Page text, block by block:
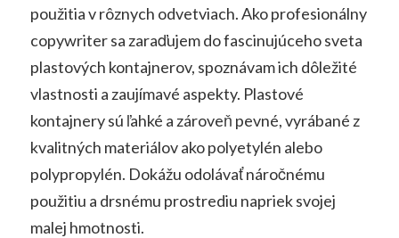
použitia v rôznych odvetviach. Ako profesionálny
copywriter sa zaraďujem do fascinujúceho sveta
plastových kontajnerov, spoznávam ich dôležité
vlastnosti a zaujímavé aspekty. Plastové
kontajnery sú ľahké a zároveň pevné, vyrábané z
kvalitných materiálov ako polyetylén alebo
polypropylén. Dokážu odolávať náročnému
použitiu a drsnému prostrediu napriek svojej
malej hmotnosti.